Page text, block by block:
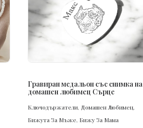
ПОРЪЧАЙ
Гравиран медальон със снимка на
домашен любимец Сърце
Ключодържатели, Домашен Любимец,
Бижута За Мъже, Бижу За Мама